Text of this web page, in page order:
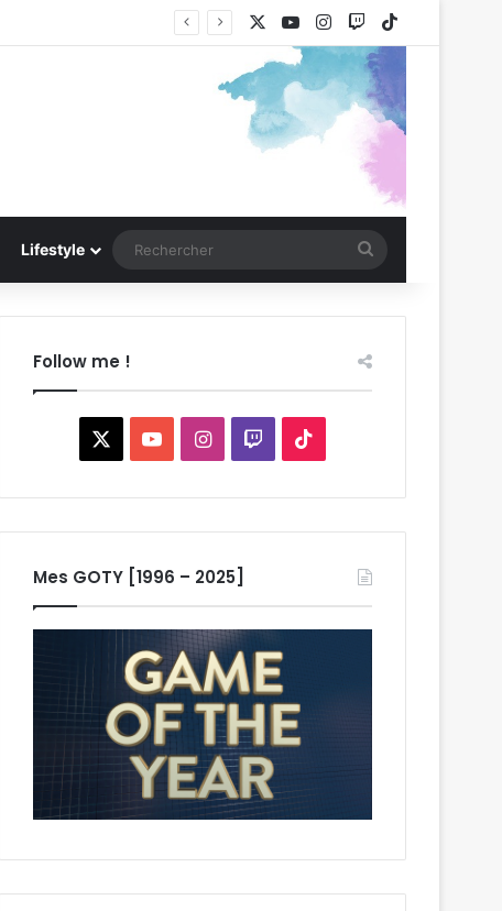
YouTubeInstagram
Twitch
Lifestyle
Follow me !
YouTubeInstagram
Twitch
Mes GOTY [1996 – 2025]